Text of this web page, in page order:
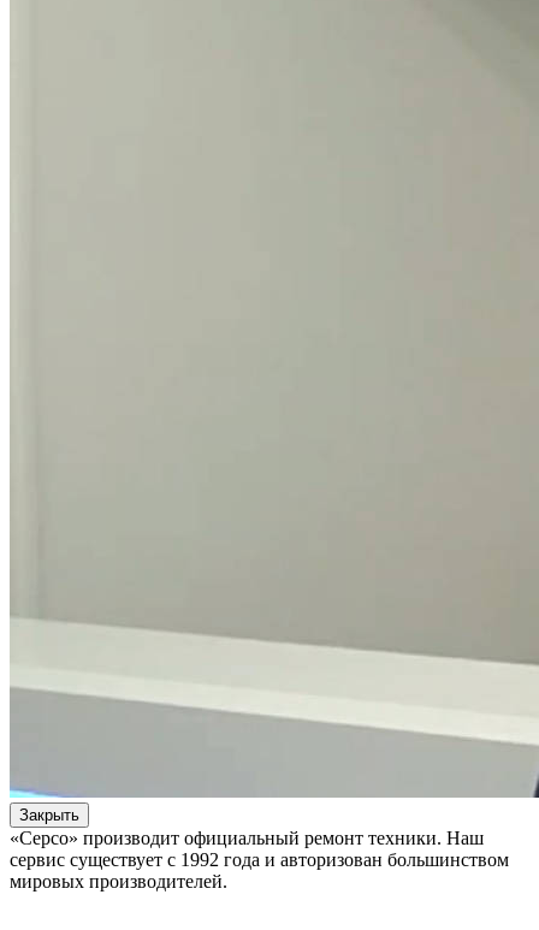
Закрыть
«Серсо» производит официальный ремонт техники. Наш
сервис существует с 1992 года и авторизован большинством
мировых производителей.